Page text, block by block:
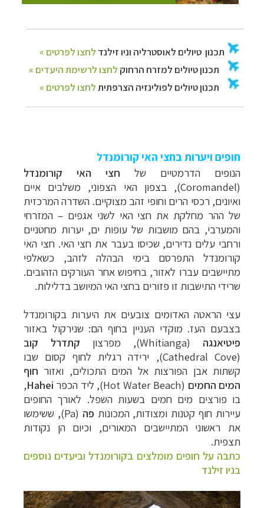
חופים ויערות בחצי האי קורומנדל
הנופים הדרמטיים של חצי האי קורומנדל
(
Coromandel), בצפון האי הצפוני, משלבים איים
ואיונים, רכסי הרים וחופי זהב מצוקיים. השדרה המרכזית
של ההר מחלקת את חצי האי לשני אגפים– המזרחי
והמערבי, בהם מושבות של עופות ים, יערות מחטניים
ורחבי עלים נדירים, שכיסו בעבר את חצי האי. חצי האי
קורומנדל התפרסם בימי הבהלה לזהב, כשאלפי
מתיישבים עברו לאזור, בחיפוש אחר העורקים הזהובים.
שרידי התישבות זו פזורים בחצי האי המיושב בדלילות.
עצי הראטה האדומים צובעים את היערות בקורומנדל
בצבעם העז. מוקדי העניין בחוף הם: שנירקול באזור
פיטיאנגה (
Whitianga), מפרצון קתדרל קוב
(
Cathedral Cove), ירידה רגלית לחוף קסום שבו
קשתות אבן הפורצות אל המים התכולים, ואזור חוף
המים החמים (
Hot Water Beach), ליד הכפר Hahei
,
בו פורצים מים חמים בשעות השפל. לאורך החופים
עיירות חוף קטנות ומצודות, המכונות פה (
Pa), ששימשו
את ראשוני המתיישבים המאורים, וכיום הן נקודות
תצפית.
כתבה על חופים מומלצים בקורומנדל וביעדים נוספים
בניו זילנד